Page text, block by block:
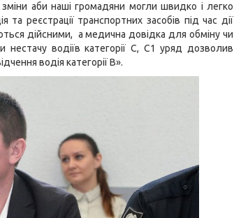
аби наші громадяни могли швидко і легко
реєстрації транспортних засобів під час дії
дійсними, а медична довідка для обміну чи
водіїв категорії С, С1 уряд дозволив
водія категорії В».